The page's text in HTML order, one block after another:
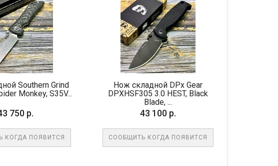
Grind
S35V...
Нож складной DPx Gear
DPXHSF305 3.0 HEST, Black
СООБЩИТЬ КОГДА ПОЯВИТСЯ
Нож складной